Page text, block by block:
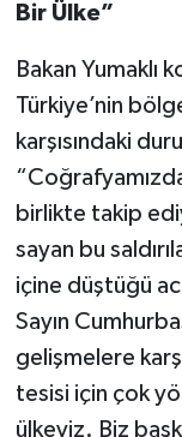
Bir Ülke”
Bakan Yumaklı
Türkiye’nin
karşısındaki
birlikte takip
sayan bu
içine düştüğü
Sayın
gelişmelere
tesisi için çok
ülkeyiz. Biz